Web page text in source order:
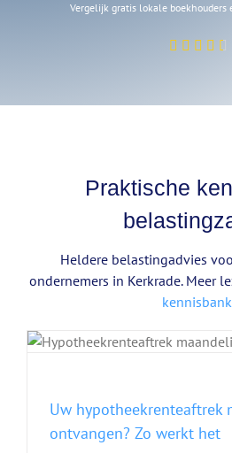
Vergelijk gratis lokale boekhouders
Praktische
Heldere belastingadvies
ondernemers in Kerkrade. Meer
kennisbank
Uw hypotheekrenteaftrek
ontvangen? Zo werkt het